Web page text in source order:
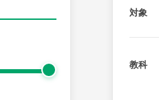
対象
教科